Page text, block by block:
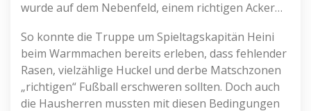
wurde auf dem Nebenfeld, einem richtigen Acker…
So konnte die Truppe um Spieltagskapitän Heini
beim Warmmachen bereits erleben, dass fehlender
Rasen, vielzählige Huckel und derbe Matschzonen
„richtigen“ Fußball erschweren sollten. Doch auch
die Hausherren mussten mit diesen Bedingungen